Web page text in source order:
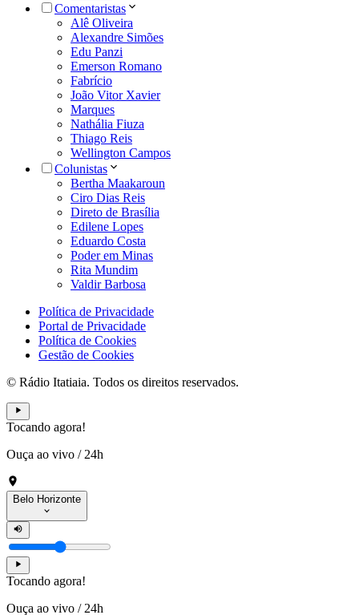
Comentaristas
Alê Oliveira
Alexandre Simões
Edu Panzi
Emerson Romano
Fabrício
João Vitor Xavier
Marques
Nathália Fiuza
Thiago Reis
Wellington Campos
Colunistas
Bertha Maakaroun
Ciro Dias Reis
Direto de Brasília
Edilene Lopes
Eduardo Costa
Poder em Minas
Rita Mundim
Valdir Barbosa
Política de Privacidade
Portal de Privacidade
Política de Cookies
Gestão de Cookies
© Rádio Itatiaia. Todos os direitos reservados.
Tocando agora!
Ouça ao vivo / 24h
Belo Horizonte
Tocando agora!
Ouça ao vivo / 24h